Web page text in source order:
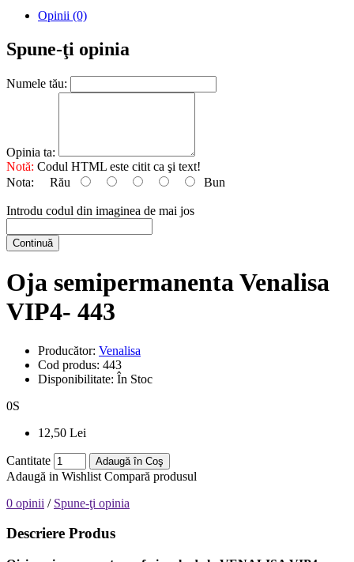
Opinii (0)
Spune-ţi opinia
Numele tău:
Opinia ta:
Notă: Codul HTML este citit ca şi text!
Nota: Rău Bun
Introdu codul din imaginea de mai jos
Continuă
Oja semipermanenta Venalisa
VIP4- 443
Producător: Venalisa
Cod produs: 443
Disponibilitate: În Stoc
0S
12,50 Lei
Cantitate Adaugă în Coş
Adaugă in Wishlist Compară produsul
0 opinii / Spune-ţi opinia
Descriere Produs